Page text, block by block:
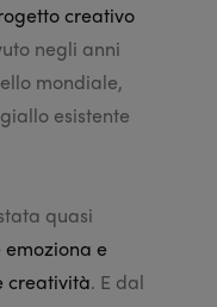
creativo
negli anni
mondiale,
esistente
quasi
emoziona e
creatività. E dal